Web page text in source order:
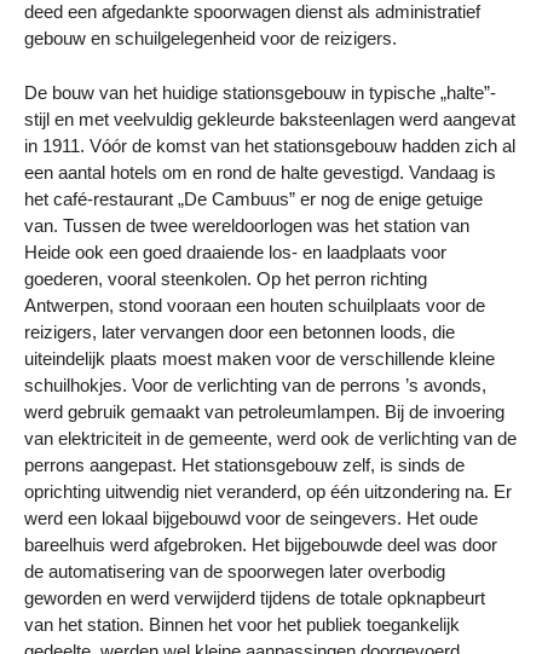
deed een afgedankte spoorwagen dienst als administratief
gebouw en schuilgelegenheid voor de reizigers.
De bouw van het huidige stationsgebouw in typische „halte”-
stijl en met veelvuldig gekleurde baksteenlagen werd aangevat
in 1911. Vóór de komst van het stationsgebouw hadden zich al
een aantal hotels om en rond de halte gevestigd. Vandaag is
het café-restaurant „De Cambuus” er nog de enige getuige
van. Tussen de twee wereldoorlogen was het station van
Heide ook een goed draaiende los- en laadplaats voor
goederen, vooral steenkolen. Op het perron richting
Antwerpen, stond vooraan een houten schuilplaats voor de
reizigers, later vervangen door een betonnen loods, die
uiteindelijk plaats moest maken voor de verschillende kleine
schuilhokjes. Voor de verlichting van de perrons ’s avonds,
werd gebruik gemaakt van petroleumlampen. Bij de invoering
van elektriciteit in de gemeente, werd ook de verlichting van de
perrons aangepast. Het stationsgebouw zelf, is sinds de
oprichting uitwendig niet veranderd, op één uitzondering na. Er
werd een lokaal bijgebouwd voor de seingevers. Het oude
bareelhuis werd afgebroken. Het bijgebouwde deel was door
de automatisering van de spoorwegen later overbodig
geworden en werd verwijderd tijdens de totale opknapbeurt
van het station. Binnen het voor het publiek toegankelijk